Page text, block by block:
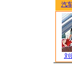
汽
刘